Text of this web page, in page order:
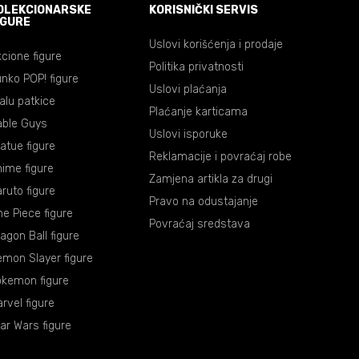
figure
POP! figure
patkice
Guys
figure
figure
figure
Piece figure
Ball figure
Slayer figure
figure
figure
Wars figure
KORISNIČKI SERVIS
Uslovi korišćenja i prodaje
Politika privatnosti
Uslovi plaćanja
Plaćanje karticama
Uslovi isporuke
Reklamacije i povraćaj robe
Zamjena artikla za drugi
Pravo na odustajanje
Povraćaj sredstava